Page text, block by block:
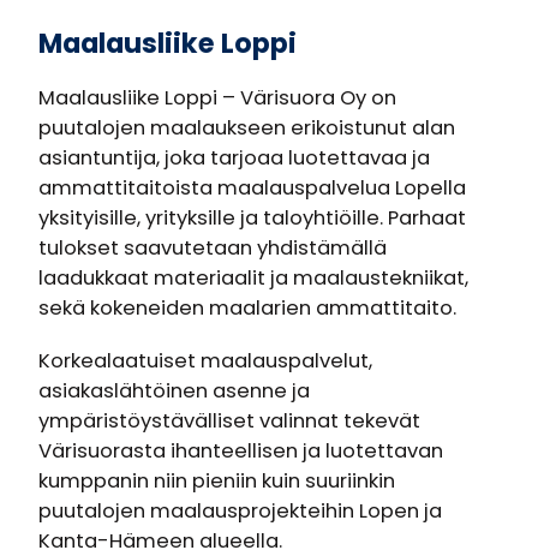
Maalausliike Loppi
Maalausliike Loppi – Värisuora Oy on
puutalojen maalaukseen erikoistunut alan
asiantuntija, joka tarjoaa luotettavaa ja
ammattitaitoista maalauspalvelua Lopella
yksityisille, yrityksille ja taloyhtiöille. Parhaat
tulokset saavutetaan yhdistämällä
laadukkaat materiaalit ja maalaustekniikat,
sekä kokeneiden maalarien ammattitaito.
Korkealaatuiset maalauspalvelut,
asiakaslähtöinen asenne ja
ympäristöystävälliset valinnat tekevät
Värisuorasta ihanteellisen ja luotettavan
kumppanin niin pieniin kuin suuriinkin
puutalojen maalausprojekteihin Lopen ja
Kanta-Hämeen alueella.